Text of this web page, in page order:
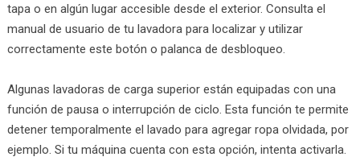
tapa o en algún lugar accesible desde el exterior. Consulta el
manual de usuario de tu lavadora para localizar y utilizar
correctamente este botón o palanca de desbloqueo.
Algunas lavadoras de carga superior están equipadas con una
función de pausa o interrupción de ciclo. Esta función te permite
detener temporalmente el lavado para agregar ropa olvidada, por
ejemplo. Si tu máquina cuenta con esta opción, intenta activarla.